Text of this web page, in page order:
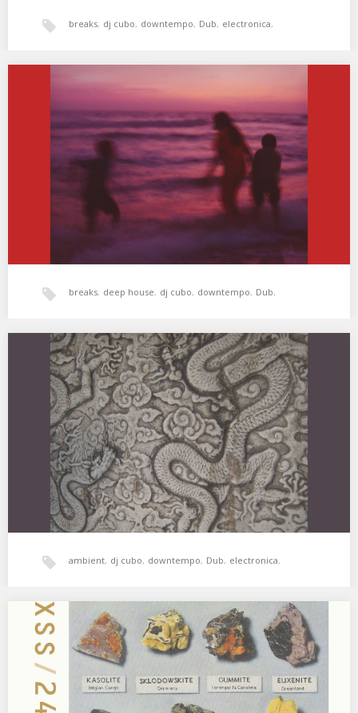
breaks, dj cubo, downtempo, Dub, electronica,
world music, xperimental sound system
XSS262 | Cubo | Time And Space
01. Khotin – Angel Epicenter 02. Jura Soundsystem – Whatever
Happens, Happens 03. Tosca – Orozco…
breaks, deep house, dj cubo, downtempo, Dub,
electronica, experimental, Freestyle, hala bedi, trip-hop
xperimental sound system
XSS257 | Cubo | Words in Motion
01. Joakim – Peter Pan over the Bronx 02. Sara Dziri – Alif Lam 03.
ambient, dj cubo, downtempo, Dub, electronica,
experimental hala bedi, minimal , psicodelia
xperimental sound system
XSS247 | Cubo | The Singing Clouds
01. DJ Krush – Murder of Souls 02. Parov Stelar – Red Haired
Woman 03. Karol…